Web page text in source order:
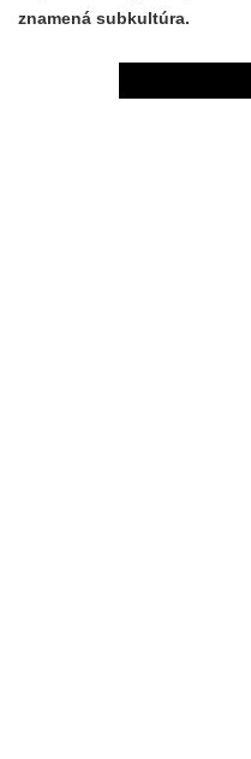
znamená subkultúra.